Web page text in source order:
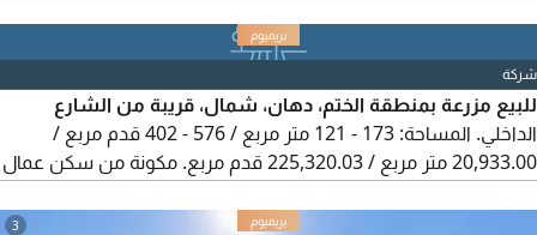
شركة
للبيع مزرعة بمنطقة الختم، دهان، شمال، قريبة من الشارع
الداخلي. المساحة: 173 - 121 متر مربع / 576 - 402 قدم مربع /
20,933.00 متر مربع / 225,320.03 قدم مربع. مكونة من سكن عمال
(غرفتين ومستودع ومطبخ وحمام) بالإضافة إلى استراحة عائلية
(مجلس وحمام ومطبخ). المزرعة مزروعة بالكامل بنخل، أكثر من 300
3